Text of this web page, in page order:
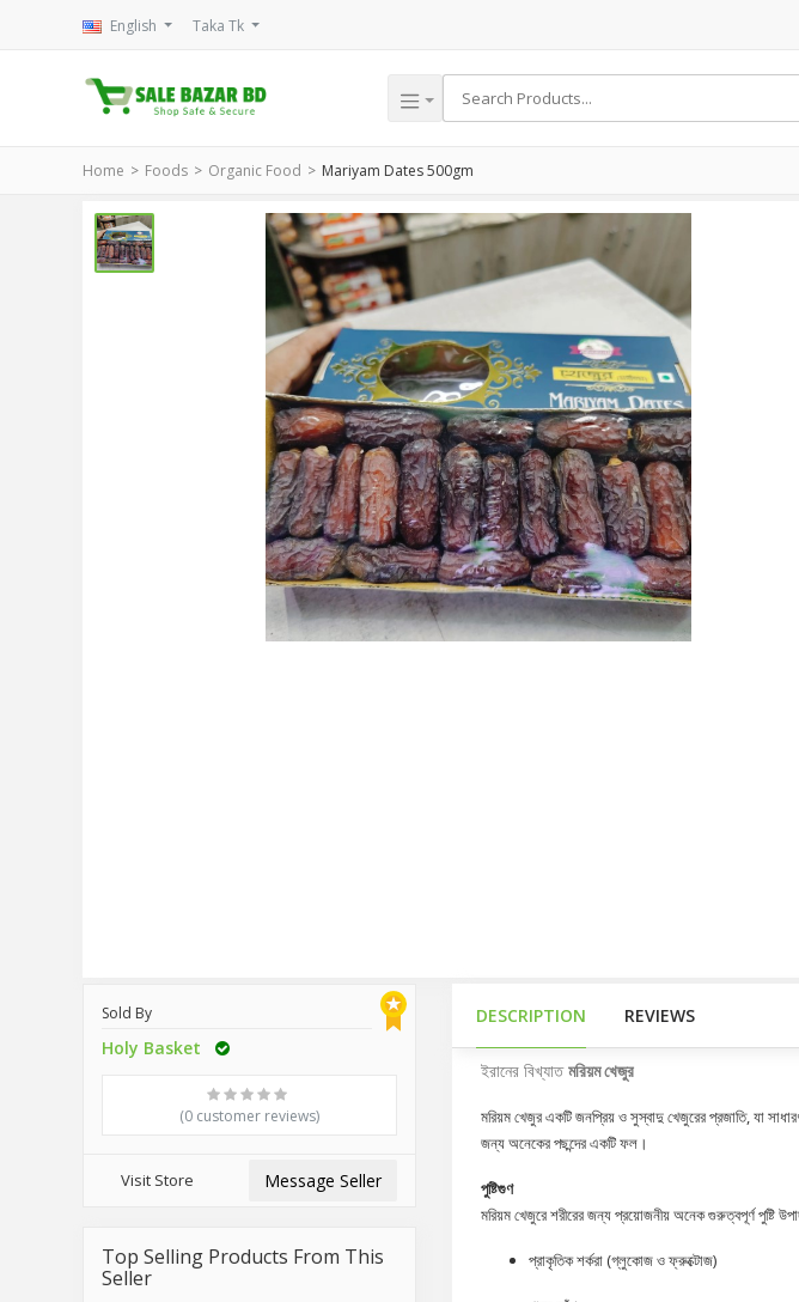
English Taka Tk
Home Foods Organic Food Mariyam Dates 500gm
Sold By
Holy Basket
(0 customer reviews)
Visit Store Message Seller
Top Selling Products From This
Seller
DESCRIPTION REVIEWS
ইরানের বিখ্যাত মরিয়ম খেজুর
মরিয়ম খেজুর একটি জনপ্রিয় ও সুস্বাদু খেজুরের প্রজাতি, যা
জন্য অনেকের পছন্দের একটি ফল।
পুষ্টিগুণ
মরিয়ম খেজুরে শরীরের জন্য প্রয়োজনীয় অনেক গুরুত্বপূর্ণ পুষ্টি
প্রাকৃতিক শর্করা (গ্লুকোজ ও ফ্রুক্টোজ)